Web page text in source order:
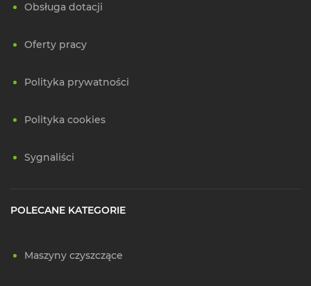
Obsługa dotacji
Oferty pracy
Polityka prywatności
Polityka cookies
Sygnaliści
POLECANE KATEGORIE
Maszyny czyszczące